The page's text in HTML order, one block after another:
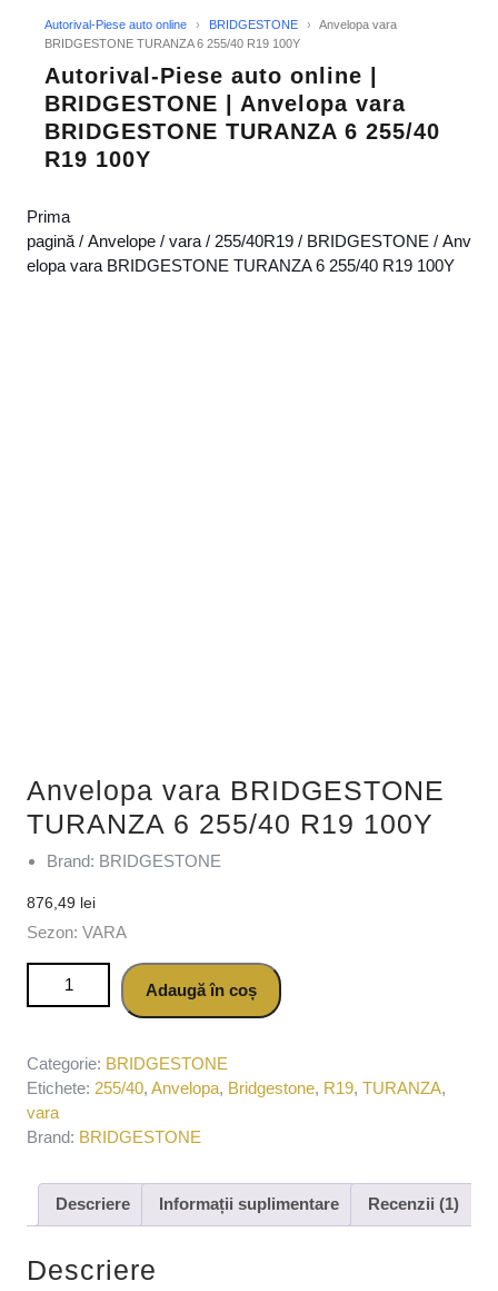
Autorival-Piese auto online › BRIDGESTONE ›
Anvelopa vara
BRIDGESTONE TURANZA 6 255/40 R19 100Y
Autorival-Piese auto online |
BRIDGESTONE | Anvelopa vara
BRIDGESTONE TURANZA 6 255/40
R19 100Y
Prima
pagină / Anvelope / vara / 255/40R19 / BRIDGESTONE / Anv
elopa vara BRIDGESTONE TURANZA 6 255/40 R19 100Y
Anvelopa vara BRIDGESTONE
TURANZA 6 255/40 R19 100Y
Brand: BRIDGESTONE
876,49 lei
Sezon: VARA
Cantitate Anvelopa vara BRIDGESTONE TURANZA 6
255/40 R19 100YAdaugă în coș
Categorie: BRIDGESTONE
Etichete: 255/40, Anvelopa, Bridgestone, R19, TURANZA,
vara
Brand: BRIDGESTONE
Descriere Informații suplimentare Recenzii (1)
Descriere